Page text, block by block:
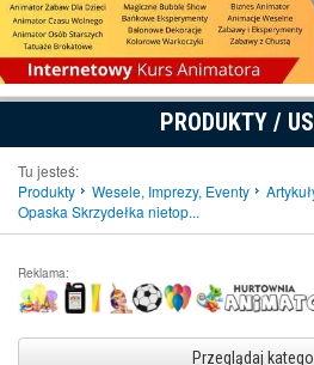
PRODUKTY /
Tu jesteś:
Produkty
Wesele, Imprezy, Eventy
Opaska Skrzydełka nietop...
Reklama:
Przeglądaj